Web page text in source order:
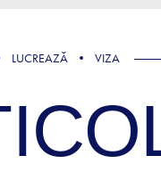
LUCREAZĂ VIZA